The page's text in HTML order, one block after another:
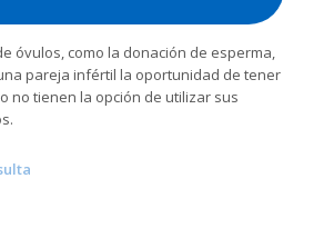
óvulos, como la donación de esperma,
pareja infértil la oportunidad de tener
no tienen la opción de utilizar sus